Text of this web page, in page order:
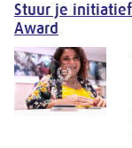
Stuur je
Award